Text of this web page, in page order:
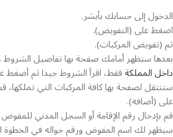
الدخول إلى حسابك بأبشر.
اضغط على (التفويض).
ثم (تفويض المركبات).
بعدها ستظهر أمامك صفحة بها تفاصيل الشروط
داخل المملكةفقط، اقرأ الشروط جيدا ثم أضغط
ستنتقل لصفحة بها كافة المركبات التي تملكها،
على (أضافه).
قم بإدخال رقم الإقامة أو السجل المدني
سيظهر لك اسم المفوض ورقم جواله في الخطوة